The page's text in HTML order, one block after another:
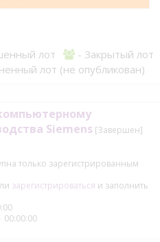
лот
- Закрытый лот
лот (не опубликован)
Siemens [Завершен]
только зарегистрированным
зарегистрироваться и заполнить
00:00:00